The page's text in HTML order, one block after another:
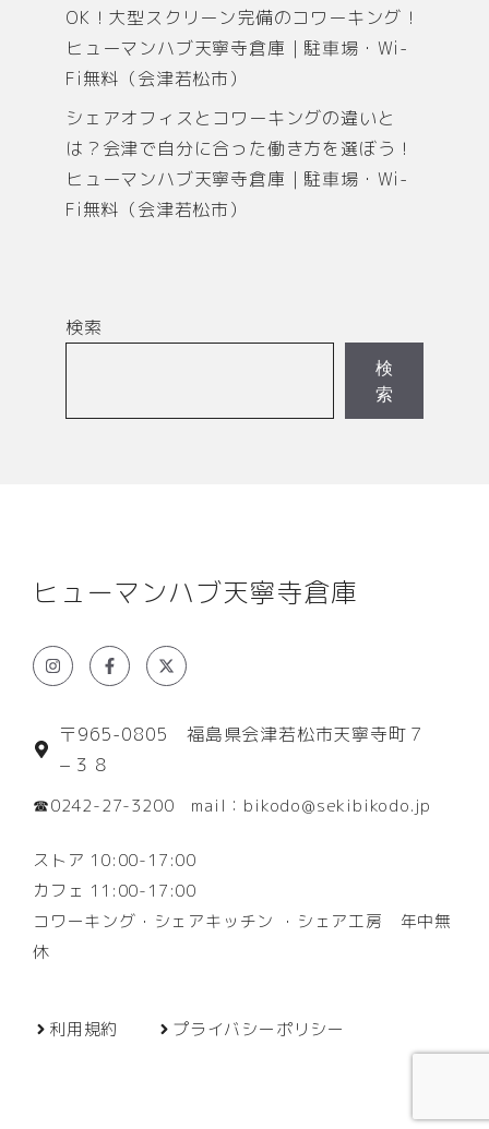
OK！大型スクリーン完備のコワーキング！
ヒューマンハブ天寧寺倉庫｜駐車場・Wi-
Fi無料（会津若松市）
シェアオフィスとコワーキングの違いと
は？会津で自分に合った働き方を選ぼう！
ヒューマンハブ天寧寺倉庫｜駐車場・Wi-
Fi無料（会津若松市）
検索
検
索
ヒューマンハブ天寧寺倉庫
〒965-0805 福島県会津若松市天寧寺町７
−３８
☎0242-27-3200 mail：bikodo@sekibikodo.jp
ストア 10:00-17:00
カフェ 11:00-17:00
コワーキング・シェアキッチン ・シェア工房 年中無
休
利用規約 プライバシーポリシー